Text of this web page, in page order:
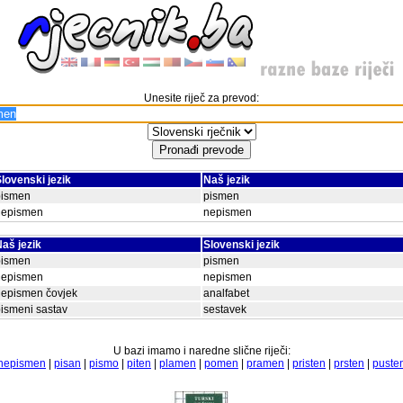
Unesite riječ za prevod:
jezik
Naš jezik
pismen
nepismen
jezik
Slovenski jezik
pismen
nepismen
čovjek
analfabet
sastav
sestavek
U bazi imamo i naredne slične riječi:
pisan pismo piten plamen pomen pramen pristen prsten